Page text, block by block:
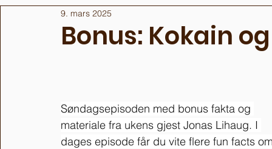
Bonus: Kokain
9. mars 2025
Søndagsepisoden med bonus fakta og
materiale fra ukens gjest Jonas Lihaug. I
dages episode får du vite flere fun facts